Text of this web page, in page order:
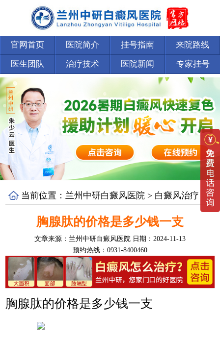
官网首页 医院简介 挂号指南 来院路线
医生团队 治疗技术 医院新闻 专家挂号
当前位置： 兰州中研白癜风医院 > 白癜风治疗
胸腺肽的价格是多少钱一支
文章来源： 兰州中研白癜风医院 日期：2024-11-13
预约热线：0931-8400460
胸腺肽的价格是多少钱一支